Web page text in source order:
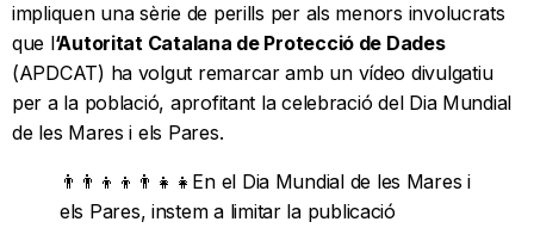
impliquen una sèrie de perills per als menors involucrats
que l‘Autoritat Catalana de Protecció de Dades
(APDCAT) ha volgut remarcar amb un vídeo divulgatiu
per a la població, aprofitant la celebració del Dia Mundial
de les Mares i els Pares.
👨‍👨‍👦‍👦👨‍👧‍👧En el Dia Mundial de les Mares i
els Pares, instem a limitar la publicació